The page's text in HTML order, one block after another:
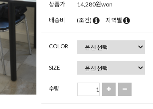
상품가 14,280원won
배송비 (조건) 지역별
COLOR
SIZE
수량